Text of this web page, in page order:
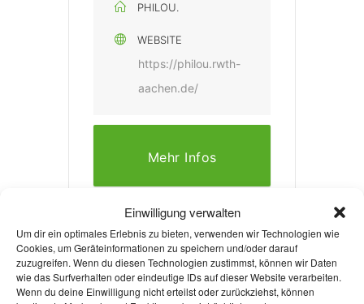
Einwilligung verwalten
Um dir ein optimales Erlebnis zu bieten, verwenden wir Technologien wie
Cookies, um Geräteinformationen zu speichern und/oder darauf
zuzugreifen. Wenn du diesen Technologien zustimmst, können wir Daten
wie das Surfverhalten oder eindeutige IDs auf dieser Website verarbeiten.
Wenn du deine Einwilligung nicht erteilst oder zurückziehst, können
PHILOU.
WEBSITE
https://philou.rwth-
aachen.de/
Mehr Infos
+ Zu Google Kalender hinzufügen